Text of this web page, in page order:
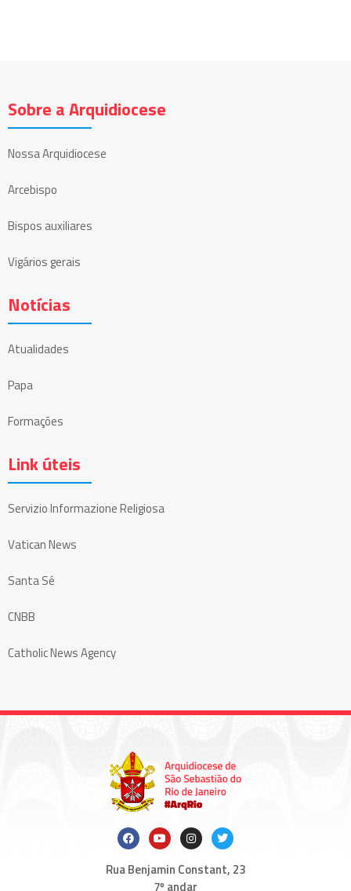
Sobre a Arquidiocese
Nossa Arquidiocese
Arcebispo
Bispos auxiliares
Vigários gerais
Notícias
Atualidades
Papa
Formações
Link úteis
Servizio Informazione Religiosa
Vatican News
Santa Sé
CNBB
Catholic News Agency
Rua Benjamin Constant, 23
7º andar